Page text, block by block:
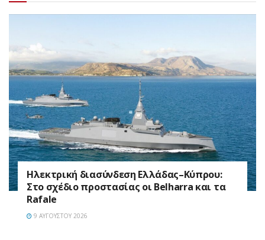
Ηλεκτρική διασύνδεση Ελλάδας–Κύπρου:
Στο σχέδιο προστασίας οι Belharra και τα
Rafale
9 ΑΥΓΟΎΣΤΟΥ 2026